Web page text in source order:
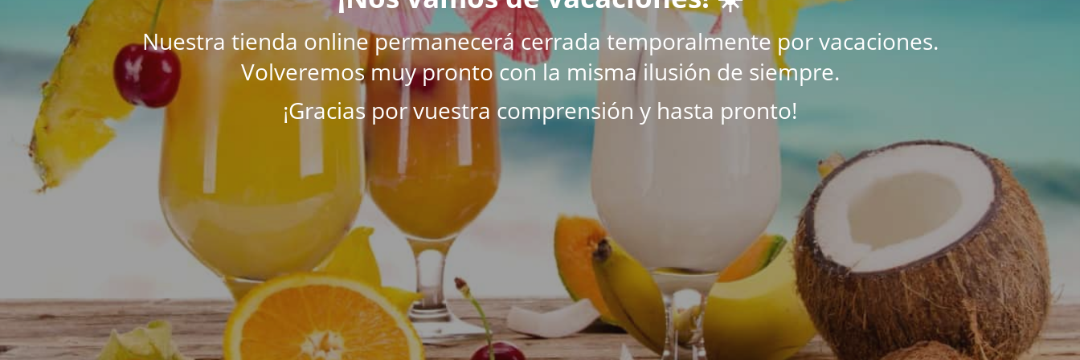
Nuestra tienda online permanecerá cerrada temporalmente por vacaciones.
Volveremos muy pronto con la misma ilusión de siempre.
¡Gracias por vuestra comprensión y hasta pronto!